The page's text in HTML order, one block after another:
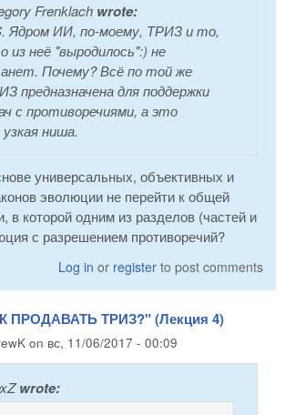
Frenklach wrote:
Ядром ИИ, по-моему, ТРИЗ и то,
из неё "выродилось":) не
Почему? Всё по той же
предназначена для поддержки
с противоречиями, а это
ниша.
универсальных, объективных и
эволюции не перейти к общей
в которой одним из разделов (частей и
с разрешением противоречий?
Log in or register to post comments
ПРОДАВАТЬ ТРИЗ?" (Лекция 4)
on вс, 11/06/2017 - 00:09
wrote: